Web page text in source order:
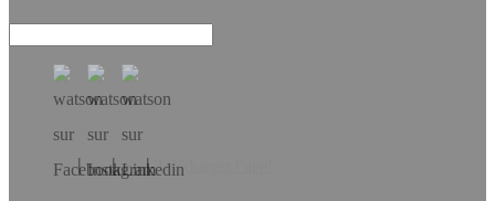
Téléchargez l’app!